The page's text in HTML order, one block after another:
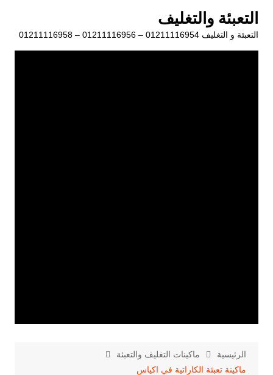
المحتوى
التعبئة والتغليف
التعبئة و التغليف 01211116954 – 01211116956 – 01211116958
الرئيسية
ماكينات التغليف والتعبئة
ماكينة تعبئة الكاراتية في اكياس